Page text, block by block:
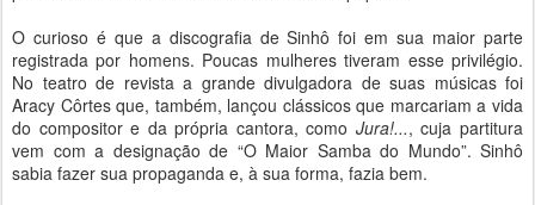
O curioso é que a discografia de Sinhô foi em sua maior parte
registrada por homens. Poucas mulheres tiveram esse privilégio.
No teatro de revista a grande divulgadora de suas músicas foi
Aracy Côrtes que, também, lançou clássicos que marcariam a vida
do compositor e da própria cantora, como Jura!..., cuja partitura
vem com a designação de “O Maior Samba do Mundo”. Sinhô
sabia fazer sua propaganda e, à sua forma, fazia bem.